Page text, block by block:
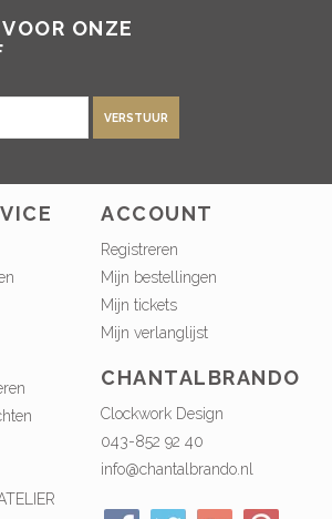
ONZE
VERSTUUR
ACCOUNT
Registreren
Mijn bestellingen
Mijn tickets
Mijn verlanglijst
CHANTALBRANDO
Clockwork Design
043-852 92 40
info@chantalbrando.nl